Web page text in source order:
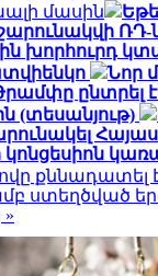
մասին
ՌԴ-
խորհուրդ կտա
Նոր
ընտրել է
(տեսանյութ)
ստեղծված